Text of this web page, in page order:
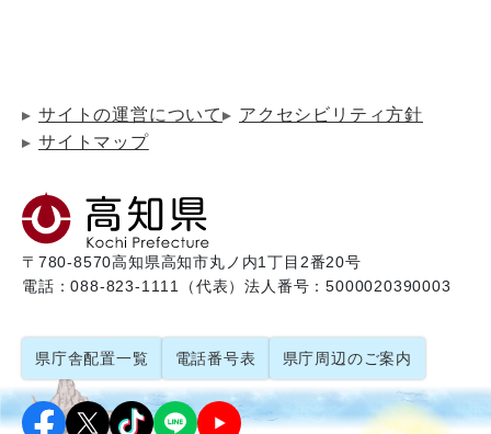
サイトの運営について
アクセシビリティ方針
サイトマップ
〒780-8570高知県高知市丸ノ内1丁目2番20号
電話：088-823-1111（代表）法人番号：5000020390003
県庁舎配置一覧 電話番号表 県庁周辺のご案内